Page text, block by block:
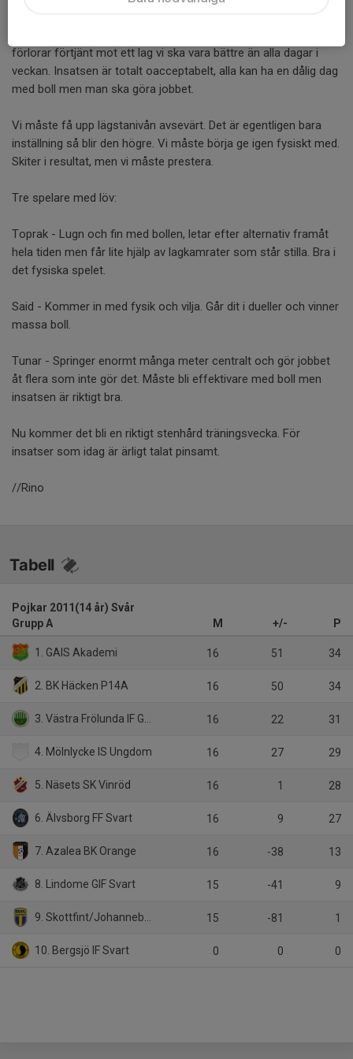
förlorar förtjänt mot ett lag vi ska vara bättre än alla dagar i
veckan. Insatsen är totalt oacceptabelt, alla kan ha en dålig dag
med boll men man ska göra jobbet.
Vi måste få upp lägstanivån avsevärt. Det är egentligen bara
inställning så blir den högre. Vi måste börja ge igen fysiskt med.
Skiter i resultat, men vi måste prestera.
Tre spelare med löv:
Toprak - Lugn och fin med bollen, letar efter alternativ framåt
hela tiden men får lite hjälp av lagkamrater som står stilla. Bra i
det fysiska spelet.
Said - Kommer in med fysik och vilja. Går dit i dueller och vinner
massa boll.
Tunar - Springer enormt många meter centralt och gör jobbet
åt flera som inte gör det. Måste bli effektivare med boll men
insatsen är riktigt bra.
Nu kommer det bli en riktigt stenhård träningsvecka. För
insatser som idag är ärligt talat pinsamt.
//Rino
Tabell
Pojkar 2011(14 år) Svår
Grupp A
M +/- P
1. GAIS Akademi 16 51 34
2. BK Häcken P14A 16 50 34
3. Västra Frölunda IF Grön 16 22 31
4. Mölnlycke IS Ungdom 16 27 29
5. Näsets SK Vinröd 16 1 28
6. Älvsborg FF Svart 16 9 27
7. Azalea BK Orange 16 -38 13
8. Lindome GIF Svart 15 -41 9
9. Skottfint/Johanneberg 15 -81 1
10. Bergsjö IF Svart 0 0 0